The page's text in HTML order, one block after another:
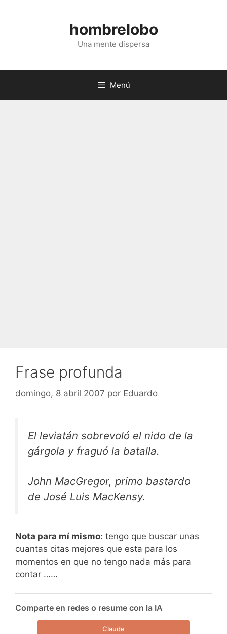
hombrelobo
Una mente dispersa
Menú
Frase profunda
domingo, 8 abril 2007 por Eduardo
El leviatán sobrevoló el nido de la
gárgola y fraguó la batalla.
John MacGregor, primo bastardo
de José Luis MacKensy.
Nota para mí mismo: tengo que buscar unas
cuantas citas mejores que esta para los
momentos en que no tengo nada más para
contar ……
Comparte en redes o resume con la IA
Claude